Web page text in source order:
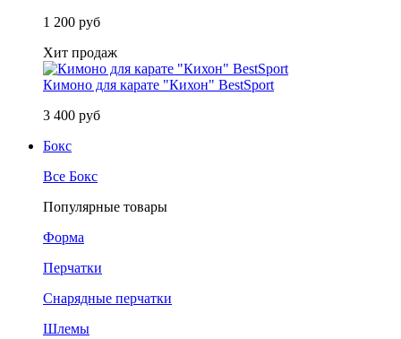
1 200 руб
Хит продаж
Кимоно для карате "Кихон" BestSport
3 400 руб
Бокс
Все Бокс
Популярные товары
Форма
Перчатки
Снарядные перчатки
Шлемы